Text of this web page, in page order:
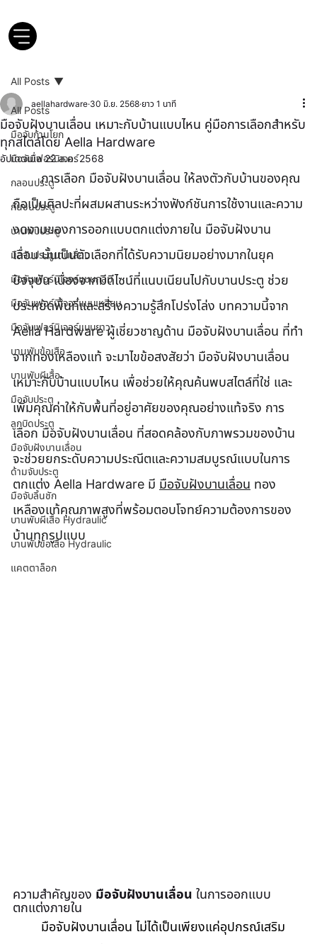
All Posts
มือจับก้านโยก
มือจับเฟอร์นิเจอร์
กลอนประตู
กันชนประตู
บานพับประตู
มือจับประตูบานเลื่อน
มือจับเฟอร์นิเจอร์แบบกลม
มือจับเฟอร์นิเจอร์แบบเหลี่ยม
มือจับเฟอร์นิเจอร์แบบยาว
บานพับข้อเสือ
บานพับผีเสื้อ
มือจับประตู
ลูกบิดประตู
มือจับฝังบานเลื่อน
ด้ามจับประตู
มือจับลิ้นชัก
บานพับผีเสื้อ Hydraulic
บานพับข้อเสือ Hydraulic
แคตตาล็อก
All Posts
มือจับฝังบานเลื่อน เหมาะกับบ้านแบบไหน คู่มือการเลือกสำหรับ
ทุกสไตล์โดย Aella Hardware
aellahardware 30 มิ.ย. 2568 ยาว 1 นาที
อัปเดตเมื่อ22 ส.ค. 2568
	การเลือก มือจับฝังบานเลื่อน ให้ลงตัวกับบ้านของคุณ
ถือเป็นศิลปะที่ผสมผสานระหว่างฟังก์ชันการใช้งานและความ
งดงามของการออกแบบตกแต่งภายใน มือจับฝังบาน
เลื่อน นั้นเป็นตัวเลือกที่ได้รับความนิยมอย่างมากในยุค
ปัจจุบัน เนื่องจากมีดีไซน์ที่แนบเนียนไปกับบานประตู ช่วย
ประหยัดพื้นที่และสร้างความรู้สึกโปร่งโล่ง บทความนี้จาก
Aella Hardware ผู้เชี่ยวชาญด้าน มือจับฝังบานเลื่อน ที่ทำ
จากทองเหลืองแท้ จะมาไขข้อสงสัยว่า มือจับฝังบานเลื่อน
เหมาะกับบ้านแบบไหน เพื่อช่วยให้คุณค้นพบสไตล์ที่ใช่ และ
เพิ่มคุณค่าให้กับพื้นที่อยู่อาศัยของคุณอย่างแท้จริง การ
เลือก มือจับฝังบานเลื่อน ที่สอดคล้องกับภาพรวมของบ้าน
จะช่วยยกระดับความประณีตและความสมบูรณ์แบบในการ
ตกแต่ง Aella Hardware มี มือจับฝังบานเลื่อน ทอง
เหลืองแท้คุณภาพสูงที่พร้อมตอบโจทย์ความต้องการของ
บ้านทุกรูปแบบ
ความสำคัญของ มือจับฝังบานเลื่อน ในการออกแบบ
ตกแต่งภายใน